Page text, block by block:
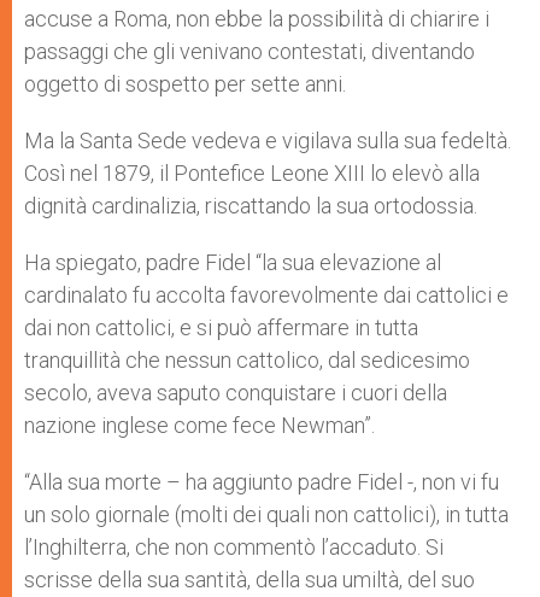
accuse a Roma, non ebbe la possibilità di chiarire i
passaggi che gli venivano contestati, diventando
oggetto di sospetto per sette anni.
Ma la Santa Sede vedeva e vigilava sulla sua fedeltà.
Così nel 1879, il Pontefice Leone XIII lo elevò alla
dignità cardinalizia, riscattando la sua ortodossia.
Ha spiegato, padre Fidel “la sua elevazione al
cardinalato fu accolta favorevolmente dai cattolici e
dai non cattolici, e si può affermare in tutta
tranquillità che nessun cattolico, dal sedicesimo
secolo, aveva saputo conquistare i cuori della
nazione inglese come fece Newman”.
“Alla sua morte – ha aggiunto padre Fidel -, non vi fu
un solo giornale (molti dei quali non cattolici), in tutta
l’Inghilterra, che non commentò l’accaduto. Si
scrisse della sua santità, della sua umiltà, del suo